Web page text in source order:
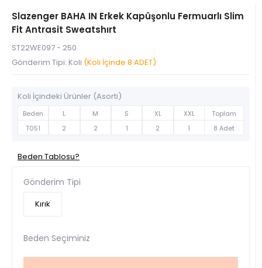
Slazenger BAHA IN Erkek Kapüşonlu Fermuarlı Slim
Fit Antrasit Sweatshırt
ST22WE097 - 250
Gönderim Tipi: Koli (Koli İçinde 8 ADET)
Koli İçindeki Ürünler (Asorti)
Beden L M S XL XXL
Toplam
T051
2 2 1 2 1 8 Adet
Beden Tablosu?
Gönderim Tipi
Kırık
Beden Seçiminiz